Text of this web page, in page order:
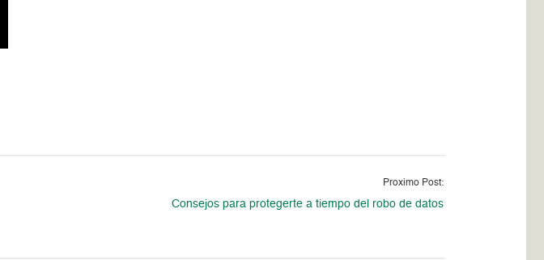
Proximo Post:
Consejos para protegerte a tiempo del robo de datos